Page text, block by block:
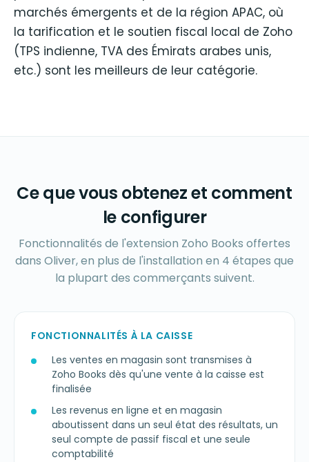
marchés émergents et de la région APAC, où
la tarification et le soutien fiscal local de Zoho
(TPS indienne, TVA des Émirats arabes unis,
etc.) sont les meilleurs de leur catégorie.
Ce que vous obtenez et comment
le configurer
Fonctionnalités de l'extension Zoho Books offertes
dans Oliver, en plus de l'installation en 4 étapes que
la plupart des commerçants suivent.
FONCTIONNALITÉS À LA CAISSE
Les ventes en magasin sont transmises à
Zoho Books dès qu'une vente à la caisse est
finalisée
Les revenus en ligne et en magasin
aboutissent dans un seul état des résultats, un
seul compte de passif fiscal et une seule
comptabilité